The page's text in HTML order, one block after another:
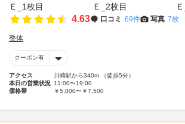
4.63 口コミ 69件 写真 7枚
整体
クーポン有
アクセス
川崎駅から340m （徒歩5分）
本日の営業状況 11:00〜19:00
価格帯
￥5,000〜￥7,500